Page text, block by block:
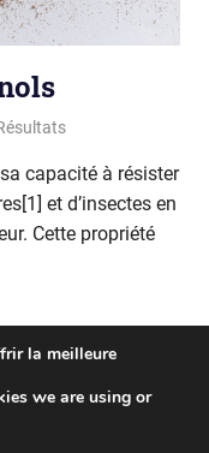
capacité à résister
et d’insectes en
Cette propriété
la meilleure
we are using or